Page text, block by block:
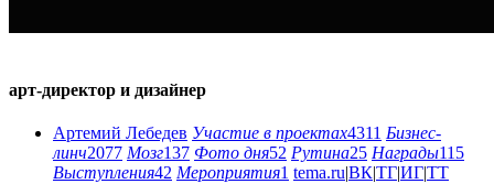
арт-директор и дизайнер
Артемий Лебедев Участие в проектах4311 Бизнес-
линч2077 Мозг137 Фото дня52 Рутина25 Награды115
Выступления42 Мероприятия1 tema.ru|ВК|ТГ|ИГ|ТТ